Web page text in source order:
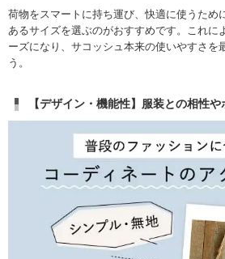
荷物をスマートに持ち運び、快適に使うため
あるサイズを選ぶのがおすすめです。これに
ーズになり、サコッシュ本来の使いやすさを
う。
【デザイン・機能性】服装との相性